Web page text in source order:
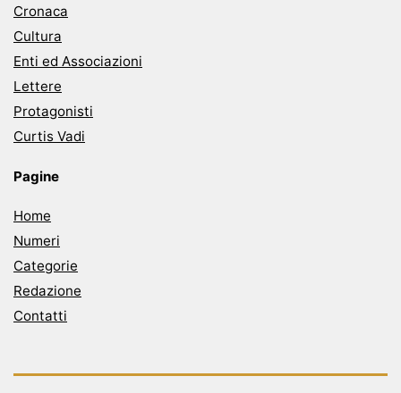
Cronaca
Cultura
Enti ed Associazioni
Lettere
Protagonisti
Curtis Vadi
Pagine
Home
Numeri
Categorie
Redazione
Contatti